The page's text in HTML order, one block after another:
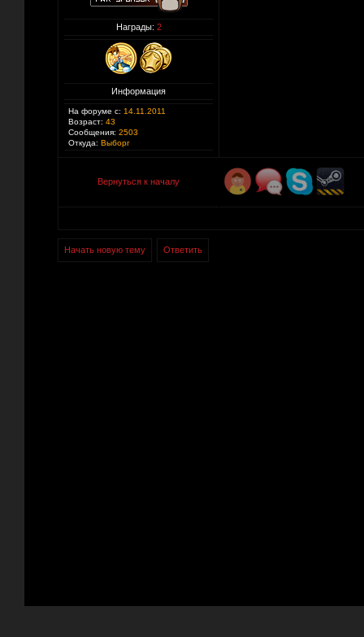
Награды: 2
Информация
На форуме с: 14.11.2011
Возраст: 43
Сообщения: 2503
Откуда: Выборг
Вернуться к началу
Начать новую тему Ответить